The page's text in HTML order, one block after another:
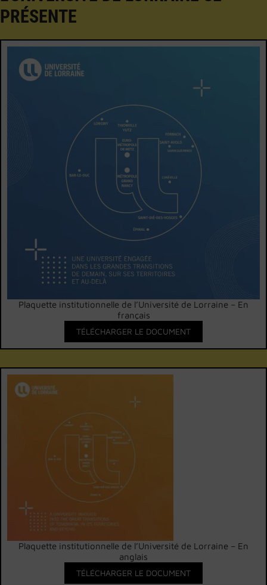
PRÉSENTE
Plaquette institutionnelle de l’Université de Lorraine – En
français
TÉLÉCHARGER LE DOCUMENT
Plaquette institutionnelle de l’Université de Lorraine – En
anglais
TÉLÉCHARGER LE DOCUMENT